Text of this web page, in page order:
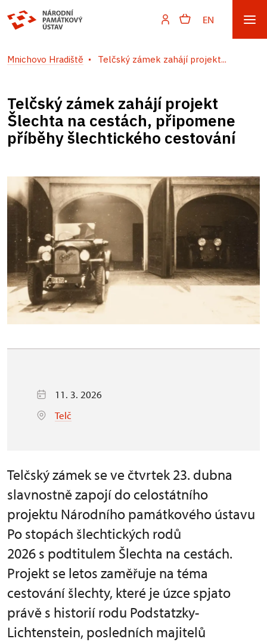
EN
Mnichovo Hradiště Telčský zámek zahájí projekt...
Telčský zámek zahájí projekt
Šlechta na cestách, připomene
příběhy šlechtického cestování
11. 3. 2026
Telč
Telčský zámek se ve čtvrtek 23. dubna
slavnostně zapojí do celostátního
projektu Národního památkového ústavu
Po stopách šlechtických rodů
2026 s podtitulem Šlechta na cestách.
Projekt se letos zaměřuje na téma
cestování šlechty, které je úzce spjato
právě s historií rodu Podstatzky-
Lichtenstein, posledních majitelů